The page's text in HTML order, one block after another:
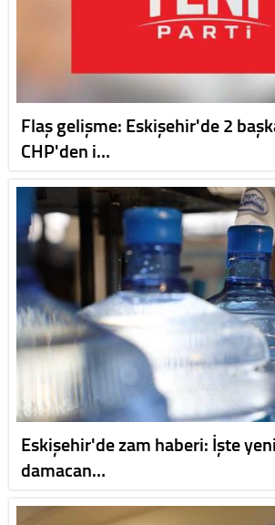
Flaş gelişme: Eskişehir'de 2
CHP'den i…
Eskişehir'de zam haberi: İşte
damacan…